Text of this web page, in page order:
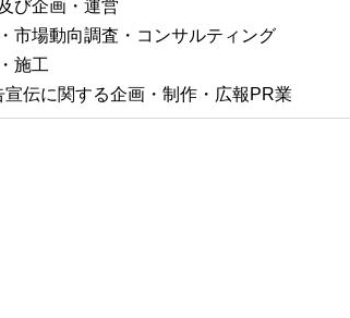
び企画・運営
市場動向調査・コンサルティング
施工
伝に関する企画・制作・広報PR業